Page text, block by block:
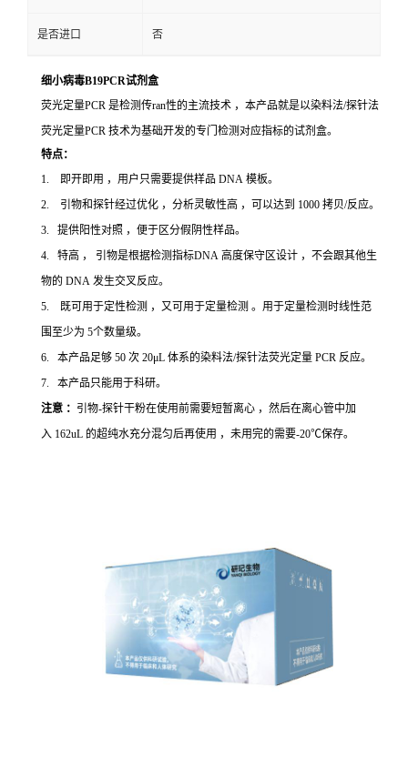
是否进口 否
细小病毒B19PCR试剂盒
荧光定量PCR 是检测传ran性的主流技术 ，本产品就是以染料法/探针法
荧光定量PCR 技术为基础开发的专门检测对应指标的试剂盒。
特点：
1. 即开即用 ，用户只需要提供样品 DNA 模板。
2. 引物和探针经过优化 ，分析灵敏性高 ，可以达到 1000 拷贝/反应。
3. 提供阳性对照 ，便于区分假阴性样品。
4. 特高 ， 引物是根据检测指标DNA 高度保守区设计 ，不会跟其他生
物的 DNA 发生交叉反应。
5. 既可用于定性检测 ，又可用于定量检测 。用于定量检测时线性范
围至少为 5个数量级。
6. 本产品足够 50 次 20μL 体系的染料法/探针法荧光定量 PCR 反应。
7. 本产品只能用于科研。
注意 ： 引物-探针干粉在使用前需要短暂离心 ，然后在离心管中加
入 162uL 的超纯水充分混匀后再使用 ，未用完的需要-20℃保存。